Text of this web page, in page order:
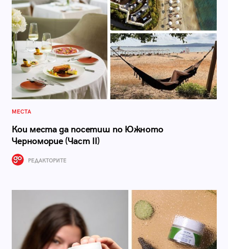
МЕСТА
Кои места да посетиш по Южното
Черноморие (Част II)
РЕДАКТОРИТЕ